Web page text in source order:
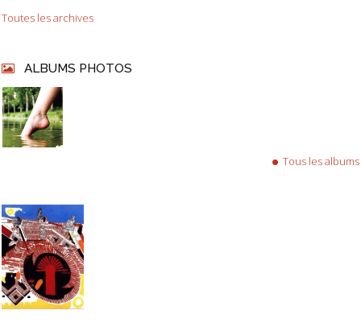
Toutes les archives
ALBUMS PHOTOS
Tous les albums